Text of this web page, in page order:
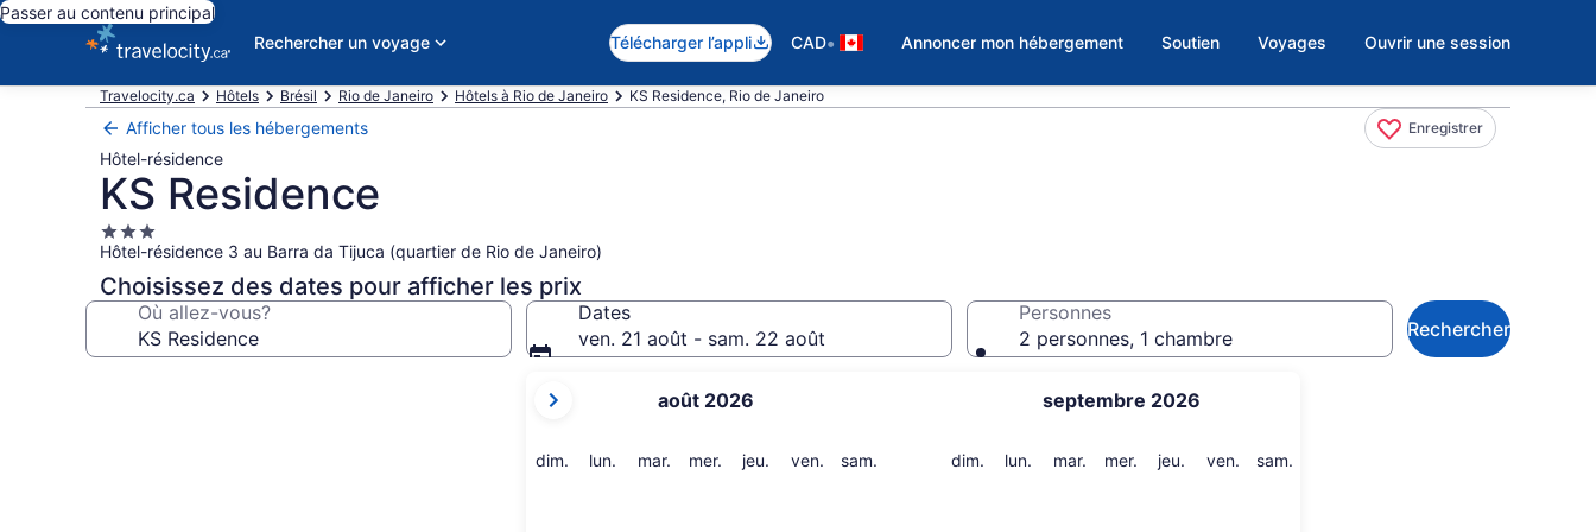
Passer au contenu principal
Rechercher un voyage
Télécharger l’appli CAD• Annoncer mon hébergement Soutien Voyages Ouvrir une session
Travelocity.ca Hôtels Brésil Rio de Janeiro Hôtels à Rio de Janeiro KS Residence, Rio de Janeiro
Afficher tous les hébergements Enregistrer
Hôtel-résidence
KS Residence
Hébergement
3.0 étoiles
Hôtel-résidence 3 au Barra da Tijuca (quartier de Rio de Janeiro)
Choisissez des dates pour afficher les prix
Où allez-vous?
Dates
ven. 21 août - sam. 22 août
mois
sont
août 2026
dim. dimanche
lun. lundimar. mardi
mer. mercredi
jeu. jeudiven. vendredi
sam.
septembre 2026
dim. dimanche
lun. lundimar. mardi
mer. mercredi
jeu. jeudiven. vendredi
sam.
Personnes
2 personnes, 1 chambre
Rechercher